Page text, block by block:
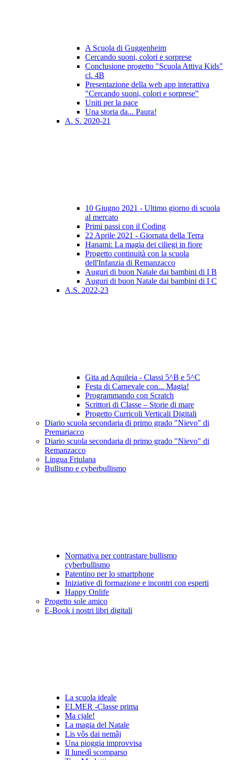
A Scuola di Guggenheim
Cercando suoni, colori e sorprese
Conclusione progetto "Scuola Attiva Kids"
cl. 4B
Presentazione della web app interattiva
"Cercando suoni, colori e sorprese”
Uniti per la pace
Una storia da... Paura!
A. S. 2020-21
10 Giugno 2021 - Ultimo giorno di scuola
al mercato
Primi passi con il Coding
22 Aprile 2021 - Giornata della Terra
Hanami: La magia dei ciliegi in fiore
Progetto continuità con la scuola
dell'Infanzia di Remanzacco
Auguri di buon Natale dai bambini di I B
Auguri di buon Natale dai bambini di I C
A.S. 2022-23
Gita ad Aquileia - Classi 5^B e 5^C
Festa di Carnevale con... Magia!
Programmando con Scratch
Scrittori di Classe – Storie di mare
Progetto Curricoli Verticali Digitali
Diario scuola secondaria di primo grado "Nievo" di
Premariacco
Diario scuola secondaria di primo grado "Nievo" di
Remanzacco
Lingua Friulana
Bullismo e cyberbullismo
Normativa per contrastare bullismo
cyberbullismo
Patentino per lo smartphone
Iniziative di formazione e incontri con esperti
Happy Onlife
Progetto sole amico
E-Book i nostri libri digitali
La scuola ideale
ELMER -Classe prima
Ma cjale!
La magia del Natale
Lis vôs dai nemâj
Una pioggia improvvisa
Il lunedì scomparso